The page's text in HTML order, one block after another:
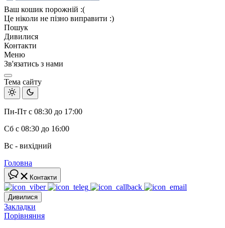
Ваш кошик порожній :(
Це ніколи не пізно виправити :)
Пошук
Дивилися
Контакти
Меню
Зв'язатись з нами
Тема сайту
Пн-Пт с 08:30 до 17:00
Сб с 08:30 до 16:00
Вс - вихідний
Головна
Контакти
Дивилися
Закладки
Порівняння